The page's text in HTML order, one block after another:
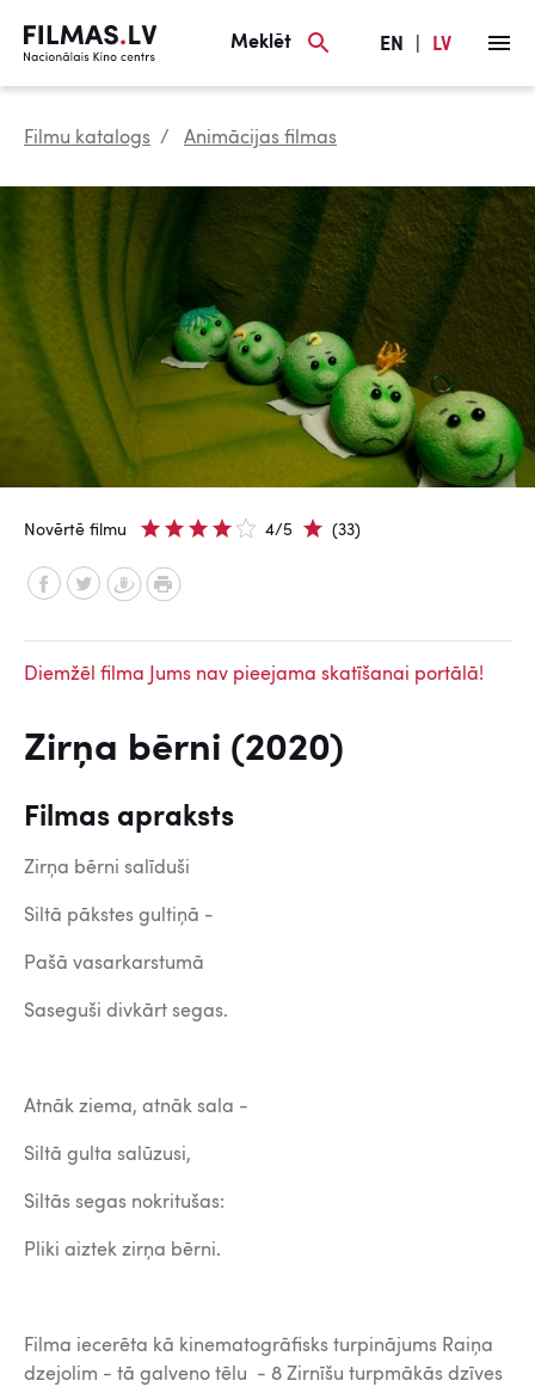
Meklēt EN LV
Filmu katalogs Animācijas filmas
Novērtē filmu 4/5 (33)
Diemžēl filma Jums nav pieejama skatīšanai portālā!
Zirņa bērni (2020)
Filmas apraksts
Zirņa bērni salīduši
Siltā pākstes gultiņā -
Pašā vasarkarstumā
Saseguši divkārt segas.
Atnāk ziema, atnāk sala -
Siltā gulta salūzusi,
Siltās segas nokritušas:
Pliki aiztek zirņa bērni.
Filma iecerēta kā kinematogrāfisks turpinājums Raiņa
dzejolim - tā galveno tēlu - 8 Zirnīšu turpmākās dzīves